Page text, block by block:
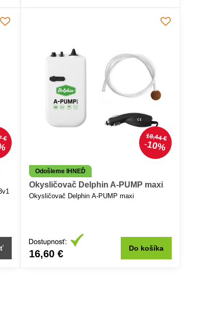
€ 18,44 €
10%
Odošleme IHNEĎ
Okysličovač Delphin A-PUMP maxi
Okysličovač Delphin A-PUMP maxi
16,60 € Do košíka